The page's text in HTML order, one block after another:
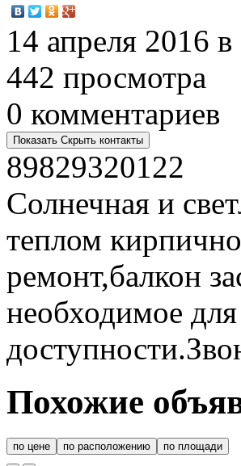
14 апреля 2016
442 просмотра
0 комментариев
Показать Скрыть контакты
89829320122
Солнечная и
теплом
ремонт,балкон
необходимое
Похожие
по цене по расположению по площади